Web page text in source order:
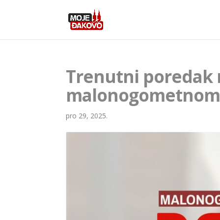
Trenutni poredak
pro 29, 2025.